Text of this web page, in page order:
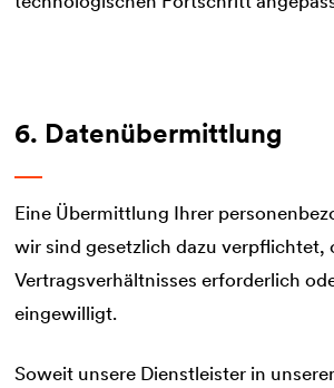
6. Datenübermittlung
Eine Übermittlung Ihrer
wir sind gesetzlich dazu
Vertragsverhältnisses erforderlich
eingewilligt.
Soweit unsere Dienstleister in